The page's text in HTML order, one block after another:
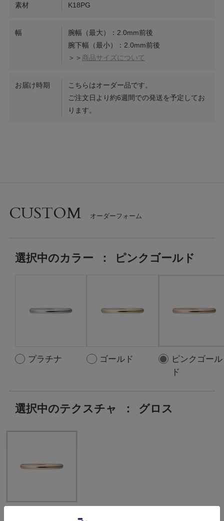
素材 K18PG
幅
腕幅（最大）：2.0mm前後
腕下幅（最小）：2.0mm前後
＞＞ 商品サイズについて
お届け時期
こちらはオーダー品です。
ご注文日より約6週間での発送を予定してお
ります。
CUSTOM
選択中のカラー ： ピンクゴールド
プラチナ ゴールド
ピンクゴール
ド
選択中のテクスチャ ： グロス